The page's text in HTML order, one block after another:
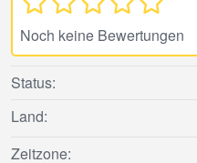
Noch keine Bewertungen
Status:
Land:
Zeitzone: